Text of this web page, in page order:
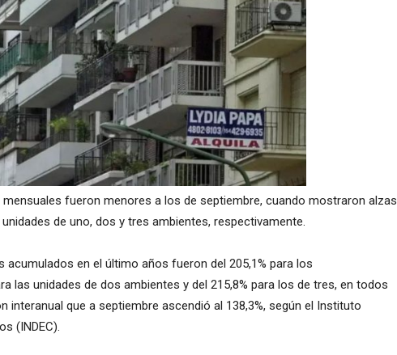
fueron menores a los de septiembre, cuando mostraron alzas
unidades de uno, dos y tres ambientes, respectivamente.
en el último años fueron del 205,1% para los
las unidades de dos ambientes y del 215,8% para los de tres, en todos
interanual que a septiembre ascendió al 138,3%, según el Instituto
(INDEC).